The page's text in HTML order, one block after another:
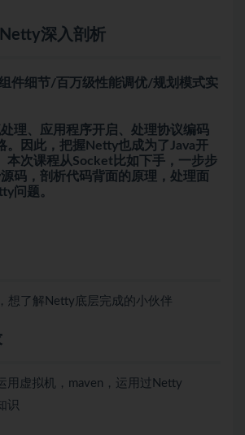
深入剖析
件细节/百万级性能调优/规划模式实
理、应用程序开启、处理协议编码
。因此，把握Netty也成为了Java开
本次课程从Socket比如下手，一步步
码，剖析代码背面的原理，处理面
问题。
想了解Netty底层完成的小伙伴
用虚拟机，maven，运用过Netty
识